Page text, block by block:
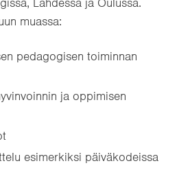
muassa:
pedagogisen toiminnan
ja oppimisen
esimerkiksi päiväkodeissa